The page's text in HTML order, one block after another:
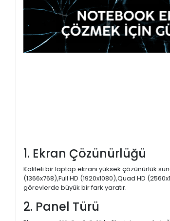
1. Ekran Çözünürlüğü
Kaliteli bir laptop ekranı yüksek çözünürlük
(1366x768),Full HD (1920x1080),Quad HD
görevlerde büyük bir fark yaratır.
2. Panel Türü